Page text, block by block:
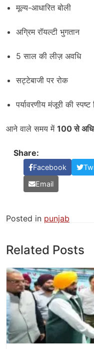
मूल्य-आधारित बोली
अग्रिम रॉयल्टी भुगतान
5 साल की लीज़ अवधि
सट्टेबाजी पर रोक
पर्यावरणीय मंजूरी की स्पष्ट
आने वाले समय में 100 से
Share:
Facebook
Email
Posted in punjab
Related Posts